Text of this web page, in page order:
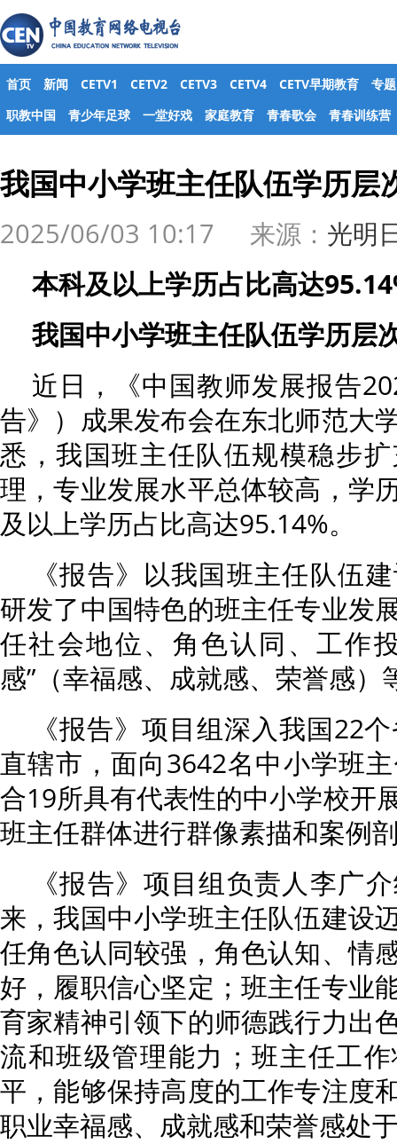
首页 新闻 CETV1 CETV2 CETV3 CETV4 CETV早期教育
专题
职教中国
青少年足球 一堂好戏 家庭教育 青春歌会 青春训练营
我国中小学班主任队伍学历层
2025/06/03 10:17 来源： 光明
本科及以上学历占比高达
我国中小学班主任队伍学历层
近日，《中国教师发展报告
告》）成果发布会在东北师范大
悉，我国班主任队伍规模稳步
理，专业发展水平总体较高，学
及以上学历占比高达95.14%。
《报告》以我国班主任队伍
研发了中国特色的班主任专业发
任社会地位、角色认同、工作
感”（幸福感、成就感、荣誉感）
《报告》项目组深入我国22
直辖市，面向3642名中小学班
合19所具有代表性的中小学校开
班主任群体进行群像素描和案例
《报告》项目组负责人李广
来，我国中小学班主任队伍建设
任角色认同较强，角色认知、情
好，履职信心坚定；班主任专业
育家精神引领下的师德践行力出
流和班级管理能力；班主任工
平，能够保持高度的工作专注度
职业幸福感、成就感和荣誉感处